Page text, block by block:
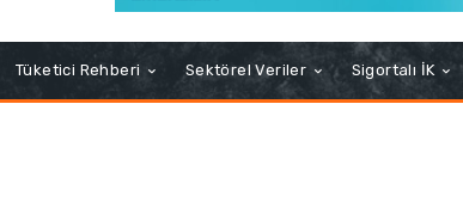
Tüketici Rehberi Sektörel Veriler Sigortalı İK